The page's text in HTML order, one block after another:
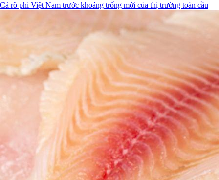
Cá rô phi Việt Nam trước khoảng trống mới của thị trường toàn cầu